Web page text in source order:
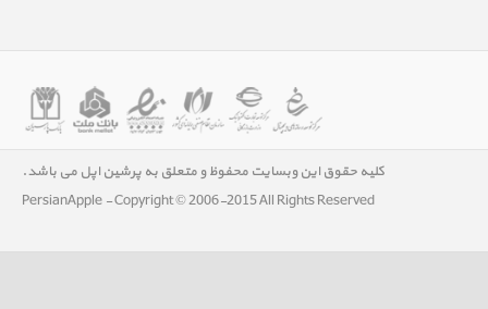
کلیه حقوق این وبسایت محفوظ و متعلق به پرشین اپل می باشد.
PersianApple - Copyright © 2006-2015 All Rights Reserved